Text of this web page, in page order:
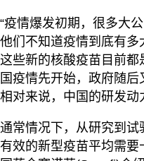
“疫情爆发初期，很多大
他们不知道疫情到底有
这些新的核酸疫苗目前
国疫情先开始，政府随
相对来说，中国的研发动
通常情况下，从研究到
有效的新型疫苗平均需